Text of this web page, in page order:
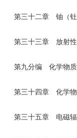
第三十二章 铀（钍
第三十三章 放射性
第九分编 化学物质
第三十四章 化学物
第三十五章 电磁